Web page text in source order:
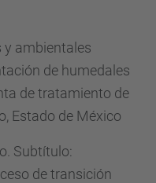
y ambientales
de humedales
de tratamiento de
Estado de México
Subtítulo:
de transición